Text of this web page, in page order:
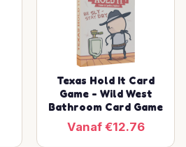
Texas Hold It Card
Game - Wild West
Bathroom Card Game
Vanaf €12.76